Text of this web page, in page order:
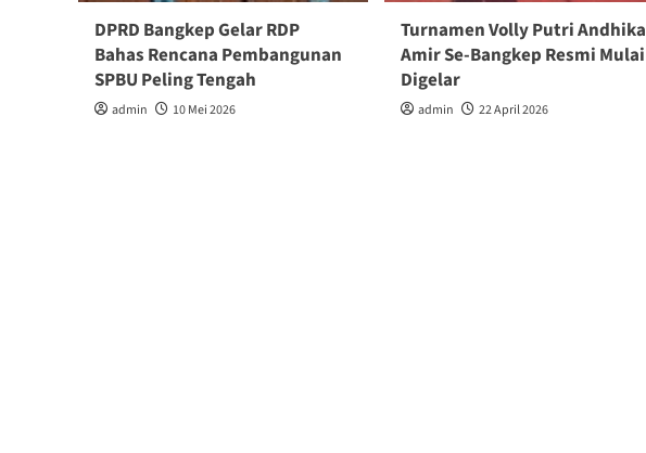
DPRD Bangkep Gelar RDP
Bahas Rencana Pembangunan
SPBU Peling Tengah
admin 10 Mei 2026
Turnamen Volly Putri Andhika
Amir Se-Bangkep Resmi Mulai
Digelar
admin 22 April 2026